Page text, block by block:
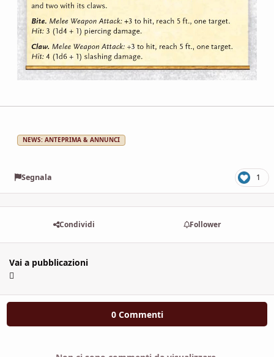
NEWS: ANTEPRIMA & ANNUNCI
Segnala 1
Condividi Follower
Vai a pubblicazioni
0 Commenti